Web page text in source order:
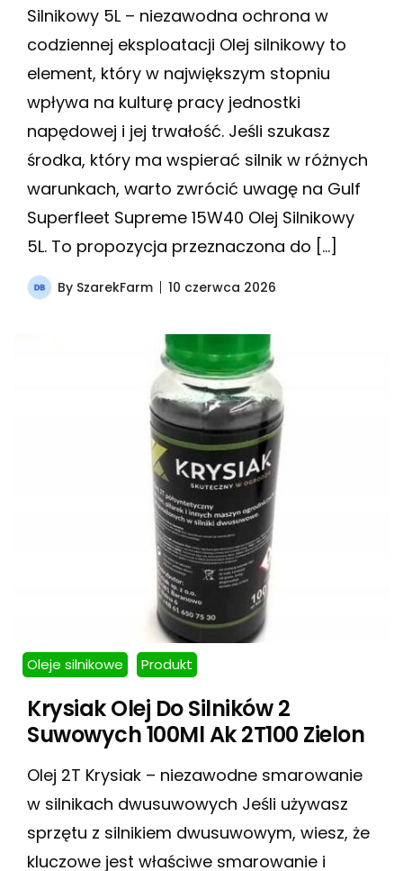
Silnikowy 5L – niezawodna ochrona w
codziennej eksploatacji Olej silnikowy to
element, który w największym stopniu
wpływa na kulturę pracy jednostki
napędowej i jej trwałość. Jeśli szukasz
środka, który ma wspierać silnik w różnych
warunkach, warto zwrócić uwagę na Gulf
Superfleet Supreme 15W40 Olej Silnikowy
5L. To propozycja przeznaczona do […]
By SzarekFarm 10 czerwca 2026
Oleje silnikowe Produkt
Krysiak Olej Do Silników 2
Suwowych 100Ml Ak 2T100 Zielon
Olej 2T Krysiak – niezawodne smarowanie
w silnikach dwusuwowych Jeśli używasz
sprzętu z silnikiem dwusuwowym, wiesz, że
kluczowe jest właściwe smarowanie i